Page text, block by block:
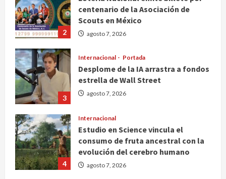
2
centenario de la Asociación de
Scouts en México
agosto 7, 2026
3
Internacional Portada
Desplome de la IA arrastra a fondos
estrella de Wall Street
agosto 7, 2026
4
Internacional
Estudio en Science vincula el
consumo de fruta ancestral con la
evolución del cerebro humano
agosto 7, 2026